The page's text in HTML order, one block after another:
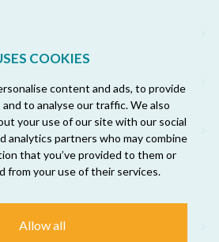
COOKIES
content and ads, to provide
to analyse our traffic. We also
your use of our site with our social
analytics partners who may combine
that you’ve provided to them or
from your use of their services.
Allow all